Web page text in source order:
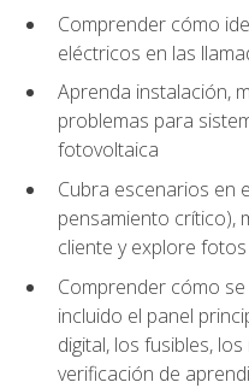
Comprender cómo
eléctricos en las
Aprenda instalación,
problemas para
fotovoltaica
Cubra escenarios en
pensamiento crítico),
cliente y explore
Comprender cómo
incluido el panel
digital, los fusibles,
verificación de